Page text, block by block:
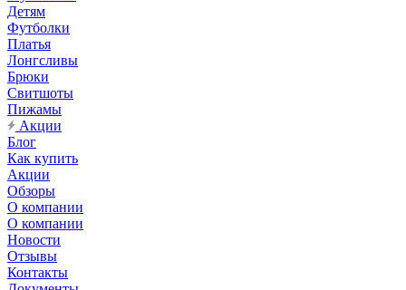
Детям
Футболки
Платья
Лонгсливы
Брюки
Свитшоты
Пижамы
Акции
Блог
Как купить
Акции
Обзоры
О компании
О компании
Новости
Отзывы
Контакты